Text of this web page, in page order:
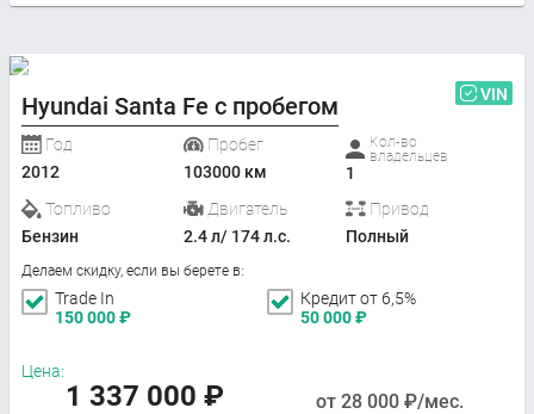
Hyundai Santa Fe с пробегом VIN
Год
2012
Пробег
103000 км
Кол-во
владельцев
1
Топливо
Бензин
Двигатель
2.4 л/ 174 л.с.
Привод
Полный
Делаем скидку, если вы берете в:
Trade In
150 000₽
Кредит от 6,5%
50 000₽
Цена:
1 337 000 ₽ от 28 000 ₽/мес.